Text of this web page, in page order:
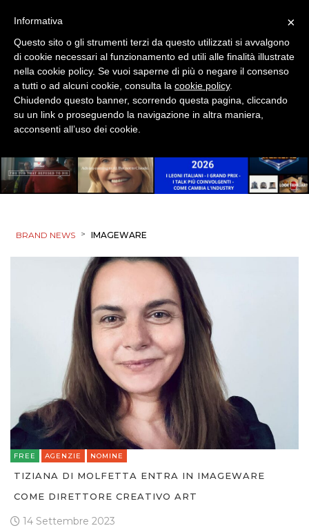
BRAND NEWS > IMAGEWARE
FREE AGENZIE NOMINE
TIZIANA DI MOLFETTA ENTRA IN IMAGEWARE
COME DIRETTORE CREATIVO ART
14 Settembre 2023
×
Informativa
Questo sito o gli strumenti terzi da questo utilizzati si avvalgono
di cookie necessari al funzionamento ed utili alle finalità illustrate
nella cookie policy. Se vuoi saperne di più o negare il consenso
a tutti o ad alcuni cookie, consulta la cookie policy.
Chiudendo questo banner, scorrendo questa pagina, cliccando
su un link o proseguendo la navigazione in altra maniera,
acconsenti all’uso dei cookie.